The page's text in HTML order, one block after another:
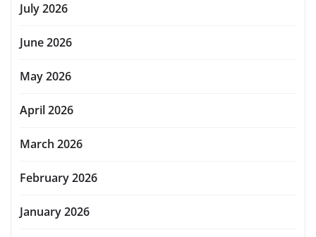
July 2026
June 2026
May 2026
April 2026
March 2026
February 2026
January 2026